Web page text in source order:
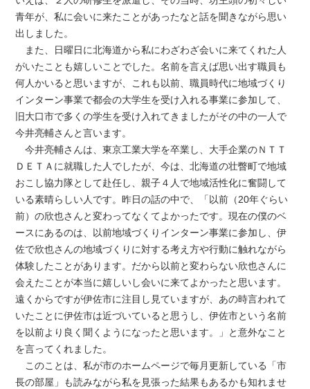
青年が、私に会いに来たことがあったなと話を聞きながら思い
出しました。
また、日曜日に北海道から私にわざわざ会いに来てくれた人
がいたことも嬉しいことでした。名前を言えば思い出す職員も
何人かいると思いますが、これも以前、職員時代に地域づくり
インターン事業で都会の大学生を受け入れる事業に参加して、
旧大口市で多くの学生を受け入れてきましたがその中の一人で
今井亮輔さんと言います。
今井亮輔さんは、東京工業大学を卒業し、大手企業のＮＴＴ
ＤＥＴＡに就職した人でしたが、今は、北海道の壮瞥町で地域
おこし協力隊として赴任し、親子４人で地域活性化に奮闘して
いる素晴らしい人です。昨日の話の中で、「以前（20年ぐらい
前）の欣也さんと変わってなくてよかったです。現在の僕のベ
ースにあるのは、以前地域づくりインターン事業に参加し、伊
佐で欣也さんの地域づくりに対する考え方や行動に触れながら
体験したことがあります。だから以前と変わらない欣也さんに
会えたことが本当に嬉しいし会いに来てよかったと思います。
遠くからですが伊佐市に注目し見ていますが、あの時言われて
いたことに伊佐市は近づいていると思うし、伊佐市という名前
を以前より良く聞くようになったと思います。」と意外なこと
を言ってくれました。
このことは、私が市のホームページで毎月更新している「市
長の部屋」も読みながら私を見張った結果もあるかも知れませ